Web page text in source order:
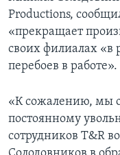
Productions,
«прекращает
своих филиалах «в
перебоев в работе».
«К сожалению, мы
постоянному
сотрудников T&R